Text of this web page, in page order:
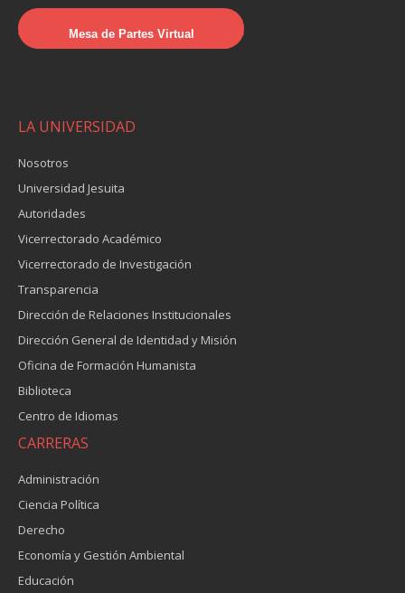
Mesa de Partes Virtual
LA UNIVERSIDAD
Nosotros
Universidad Jesuita
Autoridades
Vicerrectorado Académico
Vicerrectorado de Investigación
Transparencia
Dirección de Relaciones Institucionales
Dirección General de Identidad y Misión
Oficina de Formación Humanista
Biblioteca
Centro de Idiomas
CARRERAS
Administración
Ciencia Política
Derecho
Economía y Gestión Ambiental
Educación